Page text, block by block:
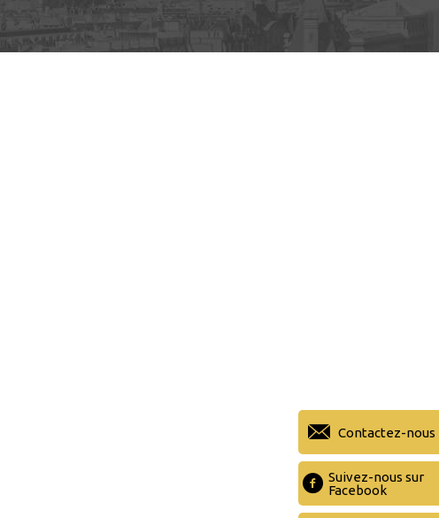
Contactez-nous
Suivez-nous sur
Facebook